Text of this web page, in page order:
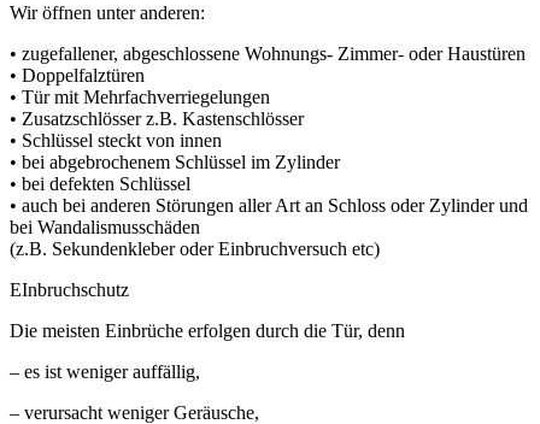
Wir öffnen unter anderen:
• zugefallener, abgeschlossene Wohnungs- Zimmer- oder Haustüren
• Doppelfalztüren
• Tür mit Mehrfachverriegelungen
• Zusatzschlösser z.B. Kastenschlösser
• Schlüssel steckt von innen
• bei abgebrochenem Schlüssel im Zylinder
• bei defekten Schlüssel
• auch bei anderen Störungen aller Art an Schloss oder Zylinder und
bei Wandalismusschäden
(z.B. Sekundenkleber oder Einbruchversuch etc)
EInbruchschutz
Die meisten Einbrüche erfolgen durch die Tür, denn
– es ist weniger auffällig,
– verursacht weniger Geräusche,